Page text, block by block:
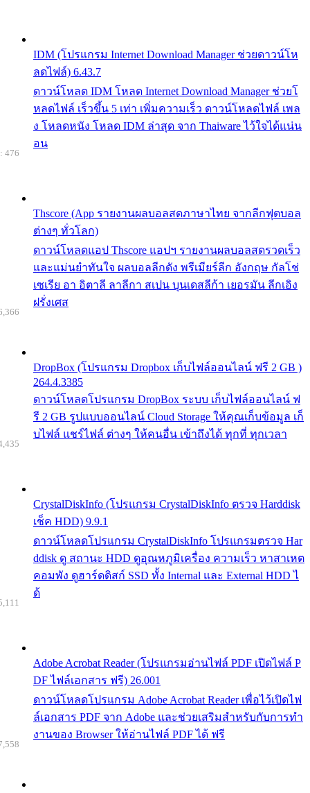
IDM (โปรแกรม Internet Download Manager ช่วยดาวน์โห
ลดไฟล์) 6.43.7
ดาวน์โหลด IDM โหลด Internet Download Manager ช่วยโ
หลดไฟล์ เร็วขึ้น 5 เท่า เพิ่มความเร็ว ดาวน์โหลดไฟล์ เพล
ง โหลดหนัง โหลด IDM ล่าสุด จาก Thaiware ไว้ใจได้แน่น
อน
Thscore (App รายงานผลบอลสดภาษาไทย จากลีกฟุตบอล
ต่างๆ ทั่วโลก)
ดาวน์โหลดแอป Thscore แอปฯ รายงานผลบอลสดรวดเร็ว
และแม่นยำทันใจ ผลบอลลีกดัง พรีเมียร์ลีก อังกฤษ กัลโช่
เซเรีย อา อิตาลี ลาลีกา สเปน บุนเดสลีก้า เยอรมัน ลีกเอิง
ฝรั่งเศส
476
DropBox (โปรแกรม Dropbox เก็บไฟล์ออนไลน์ ฟรี 2 GB )
264.4.3385
ดาวน์โหลดโปรแกรม DropBox ระบบ เก็บไฟล์ออนไลน์ ฟ
รี 2 GB รูปแบบออนไลน์ Cloud Storage ให้คุณเก็บข้อมูล เก็
บไฟล์ แชร์ไฟล์ ต่างๆ ให้คนอื่น เข้าถึงได้ ทุกที่ ทุกเวลา
CrystalDiskInfo (โปรแกรม CrystalDiskInfo ตรวจ Harddisk
เช็ค HDD) 9.9.1
ดาวน์โหลดโปรแกรม CrystalDiskInfo โปรแกรมตรวจ Har
ddisk ดู สถานะ HDD ดูอุณหภูมิเครื่อง ความเร็ว หาสาเหต
คอมพัง ดูฮาร์ดดิสก์ SSD ทั้ง Internal และ External HDD ไ
ด้
Adobe Acrobat Reader (โปรแกรมอ่านไฟล์ PDF เปิดไฟล์ P
DF ไฟล์เอกสาร ฟรี) 26.001
ดาวน์โหลดโปรแกรม Adobe Acrobat Reader เพื่อไว้เปิดไฟ
ล์เอกสาร PDF จาก Adobe และช่วยเสริมสำหรับกับการทำ
งานของ Browser ให้อ่านไฟล์ PDF ได้ ฟรี